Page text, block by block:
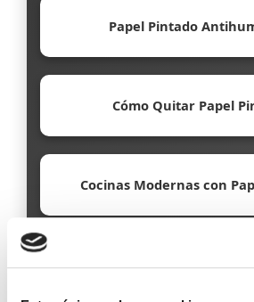
Papel Pintado
Cómo Quitar Papel
Cocinas Modernas con
Papel Pintado